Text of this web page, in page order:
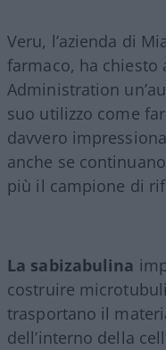
Veru, l’azienda di
farmaco, ha chiesto
Administration
suo utilizzo come
davvero
anche se
più il campione di
La sabizabulina
costruire
trasportano il
dell’interno della